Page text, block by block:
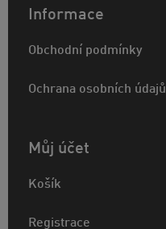
Informace
Obchodní podmínky
Ochrana osobních údajů
Můj účet
Košík
Registrace